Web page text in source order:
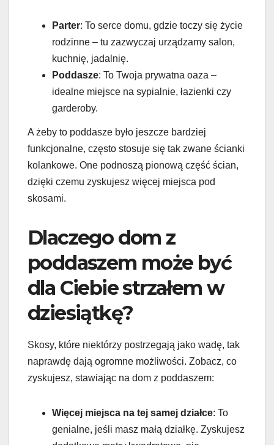
Parter: To serce domu, gdzie toczy się życie
rodzinne – tu zazwyczaj urządzamy salon,
kuchnię, jadalnię.
Poddasze: To Twoja prywatna oaza –
idealne miejsce na sypialnie, łazienki czy
garderoby.
A żeby to poddasze było jeszcze bardziej
funkcjonalne, często stosuje się tak zwane ścianki
kolankowe. One podnoszą pionową część ścian,
dzięki czemu zyskujesz więcej miejsca pod
skosami.
Dlaczego dom z
poddaszem może być
dla Ciebie strzałem w
dziesiątkę?
Skosy, które niektórzy postrzegają jako wadę, tak
naprawdę dają ogromne możliwości. Zobacz, co
zyskujesz, stawiając na dom z poddaszem:
Więcej miejsca na tej samej działce: To
genialne, jeśli masz małą działkę. Zyskujesz